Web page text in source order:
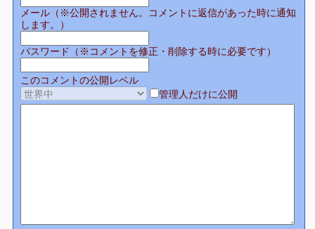
メール（※公開されません。コメントに返信があった時に通知
します。）
パスワード（※コメントを修正・削除する時に必要です）
このコメントの公開レベル
管理人だけに公開